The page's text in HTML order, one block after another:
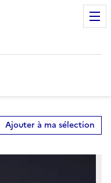
Ajouter à ma sélection